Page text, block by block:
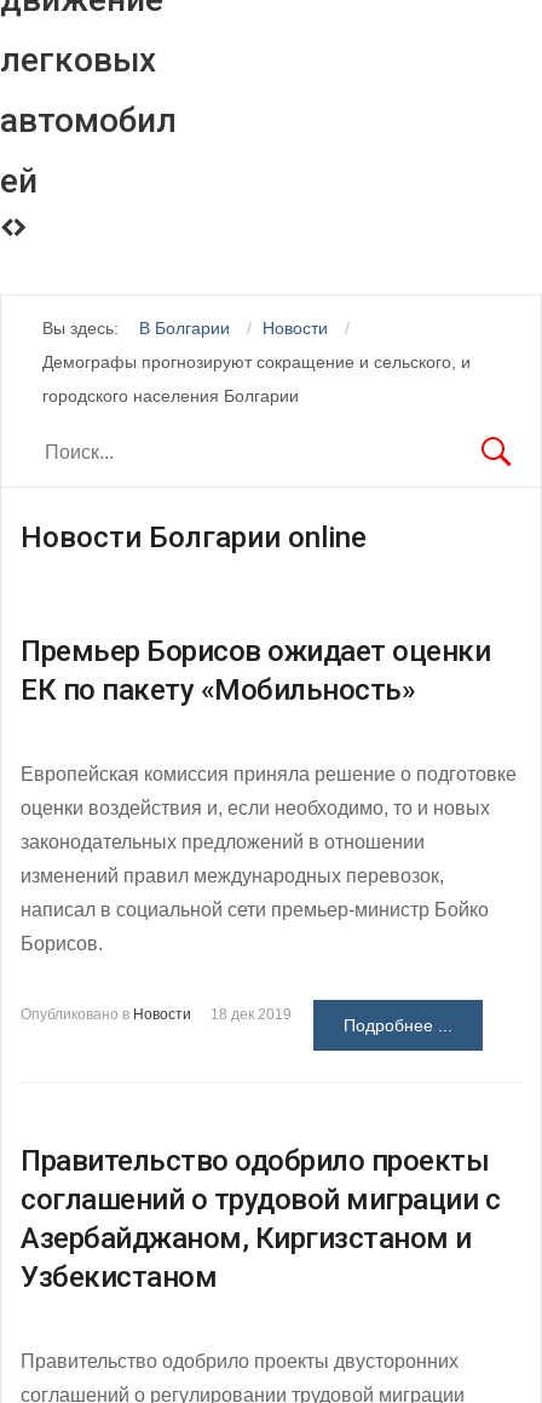
легковых
автомобил
ей
Вы здесь: В Болгарии
Новости
Демографы прогнозируют сокращение и сельского, и
городского населения Болгарии
Новости Болгарии online
Премьер Борисов ожидает оценки
ЕК по пакету «Мобильность»
Европейская комиссия приняла решение о подготовке
оценки воздействия и, если необходимо, то и новых
законодательных предложений в отношении
изменений правил международных перевозок,
написал в социальной сети премьер-министр Бойко
Борисов.
Опубликовано в Новости 18 дек 2019
Подробнее ...
Правительство одобрило проекты
соглашений о трудовой миграции с
Азербайджаном, Киргизстаном и
Узбекистаном
Правительство одобрило проекты двусторонних
соглашений о регулировании трудовой миграции